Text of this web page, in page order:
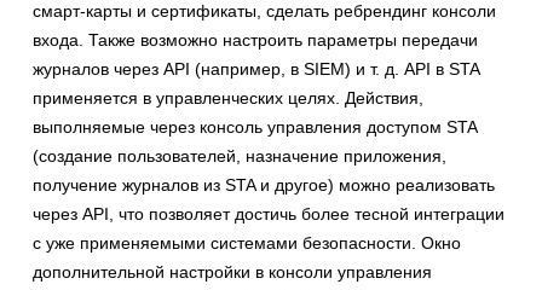
смарт-карты и сертификаты, сделать ребрендинг консоли
входа. Также возможно настроить параметры передачи
журналов через API (например, в SIEM) и т. д. API в STA
применяется в управленческих целях. Действия,
выполняемые через консоль управления доступом STA
(создание пользователей, назначение приложения,
получение журналов из STA и другое) можно реализовать
через API, что позволяет достичь более тесной интеграции
с уже применяемыми системами безопасности. Окно
дополнительной настройки в консоли управления